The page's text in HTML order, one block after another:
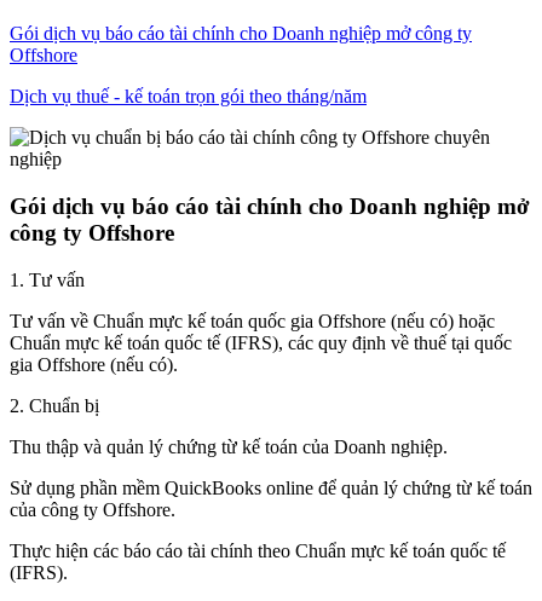
Gói dịch vụ báo cáo tài chính cho Doanh nghiệp mở công ty
Offshore
Dịch vụ thuế - kế toán trọn gói theo tháng/năm
Gói dịch vụ báo cáo tài chính cho Doanh nghiệp mở
công ty Offshore
1. Tư vấn
Tư vấn về Chuẩn mực kế toán quốc gia Offshore (nếu có) hoặc
Chuẩn mực kế toán quốc tế (IFRS), các quy định về thuế tại quốc
gia Offshore (nếu có).
2. Chuẩn bị
Thu thập và quản lý chứng từ kế toán của Doanh nghiệp.
Sử dụng phần mềm QuickBooks online để quản lý chứng từ kế toán
của công ty Offshore.
Thực hiện các báo cáo tài chính theo Chuẩn mực kế toán quốc tế
(IFRS).